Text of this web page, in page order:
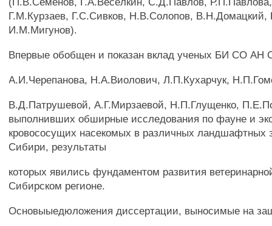
Г.М.Курзаев, Г.С.Сивков, Н.В.Солопов, В.Н.Домацкий,
И.М.Мигунов).
Впервые обобщен и показан вклад ученых БИ СО АН
A.И.Черепанова, Н.А.Виолович, Л.П.Кухарчук,
B.Д.Патрушевой, А.Г.Мирзаевой, Н.П.Глущенко,
выполнивших обширные исследования по фауне и
кровососущих насекомых в различных ландшафтных
Сибири, результаты
которых явились фундаментом развития
Сибирском регионе.
Основыыедюложения диссертации, выносимые на